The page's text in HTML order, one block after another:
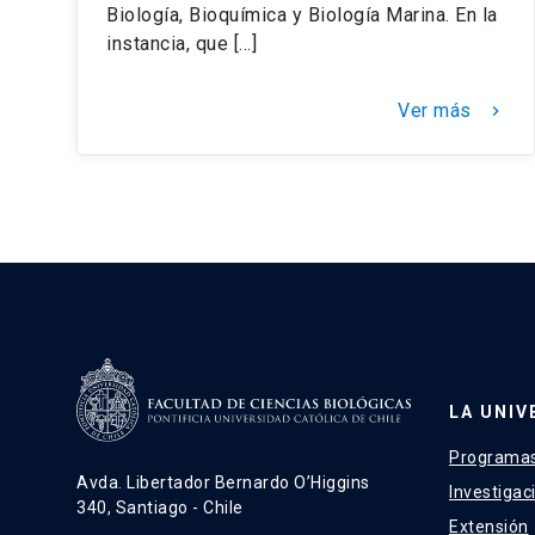
Biología, Bioquímica y Biología Marina. En la
instancia, que […]
Ver más keyboard_arrow_right
Avda. Libertador Bernardo O’Higgins
340, Santiago - Chile
LA
Extensión